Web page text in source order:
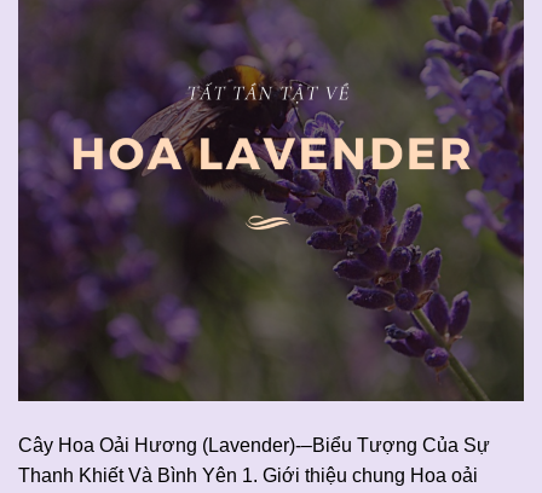
Cây Hoa Oải Hương (Lavender)-–Biểu Tượng Của Sự
Thanh Khiết Và Bình Yên 1. Giới thiệu chung Hoa oải